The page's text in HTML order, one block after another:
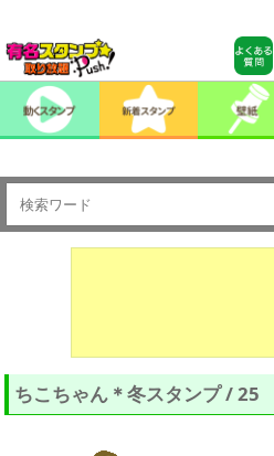
ちこちゃん＊冬スタンプ / 25